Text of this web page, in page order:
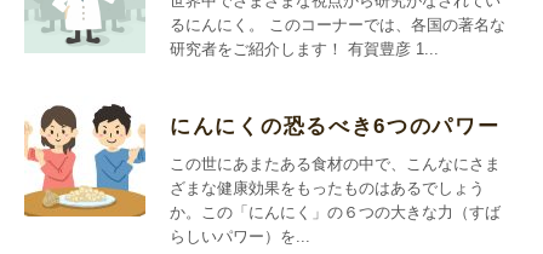
るにんにく。 このコーナーでは、各国の著名な
研究者をご紹介します！ 有賀豊彦 1...
にんにくの恐るべき6つのパワー
この世にあまたある食材の中で、こんなにさま
ざまな健康効果をもったものはあるでしょう
か。この「にんにく」の６つの大きな力（すば
らしいパワー）を...